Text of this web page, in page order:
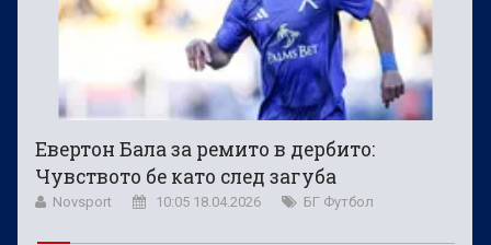
Евертон Бала за ремито в дербито:
Чувството бе като след загуба
Novsport 10:05 18.04.2026 БГ Футбол